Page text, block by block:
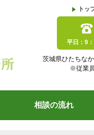
トッ
平日：9
茨城県ひたちな
※従業
相談の流れ